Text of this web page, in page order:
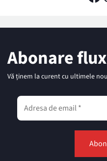
Abonare
Vă ținem la curent cu ultimele